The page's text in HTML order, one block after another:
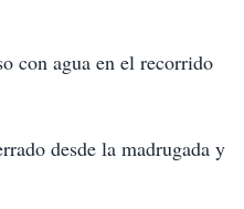
con agua en el recorrido
desde la madrugada y